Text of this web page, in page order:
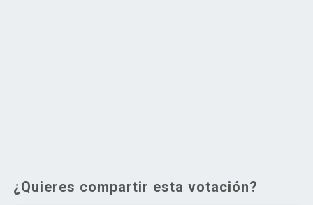
¿Quieres compartir esta votación?